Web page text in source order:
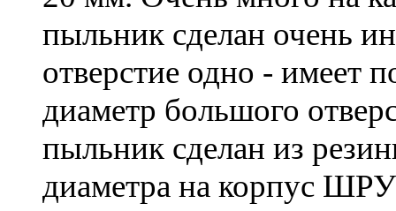
пыльник сделан очень
отверстие одно - имеет
диаметр большого
пыльник сделан из
диаметра на корпус